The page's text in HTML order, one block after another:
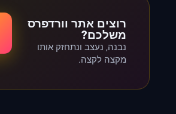
רוצים אתר וורדפרס
משלכם?
נבנה, נעצב ונתחזק אותו
מקצה לקצה.